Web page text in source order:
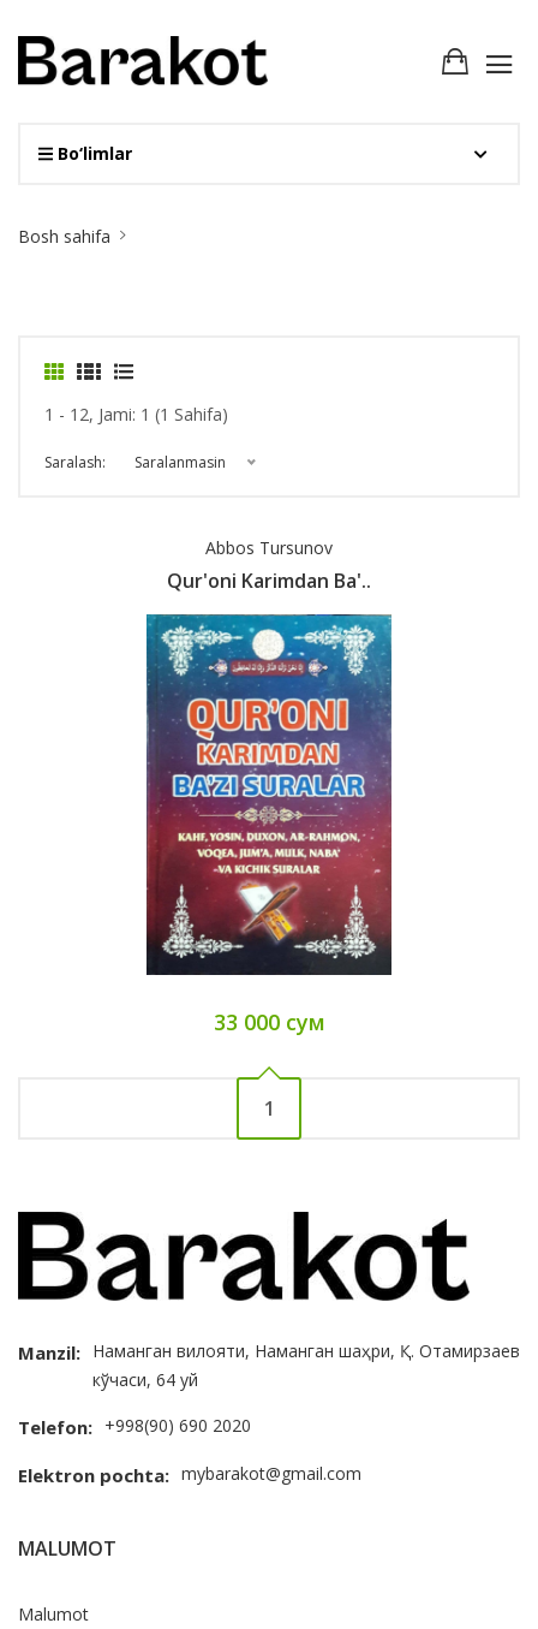
Bo‘limlar
Breadcrumb
Bosh sahifa
1 - 12, Jami: 1 (1 Sahifa)
Saralash: Saralanmasin
Abbos Tursunov
Qur'oni Karimdan Ba'..
33 000 сум
1
Manzil: Наманган вилояти, Наманган шаҳри, Қ. Отамирзаев
кўчаси, 64 уй
Telefon: +998(90) 690 2020
Elektron pochta: mybarakot@gmail.com
MALUMOT
Malumot